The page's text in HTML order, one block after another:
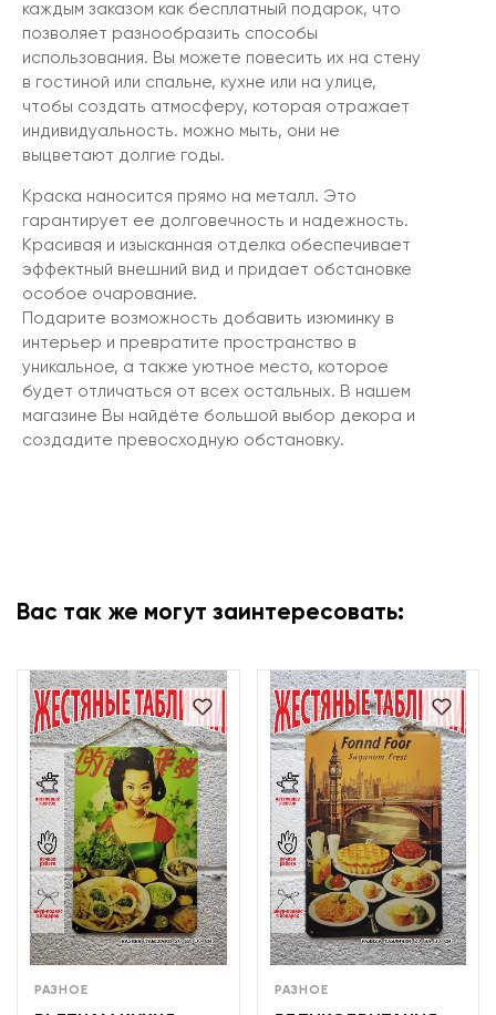
каждым заказом как бесплатный подарок, что
позволяет разнообразить способы
использования. Вы можете повесить их на стену
в гостиной или спальне, кухне или на улице,
чтобы создать атмосферу, которая отражает
индивидуальность. можно мыть, они не
выцветают долгие годы.
Краска наносится прямо на металл. Это
гарантирует ее долговечность и надежность.
Красивая и изысканная отделка обеспечивает
эффектный внешний вид и придает обстановке
особое очарование.
Подарите возможность добавить изюминку в
интерьер и превратите пространство в
уникальное, а также уютное место, которое
будет отличаться от всех остальных. В нашем
магазине Вы найдёте большой выбор декора и
создадите превосходную обстановку.
Вас так же могут заинтересовать:
РАЗНОЕ РАЗНОЕ